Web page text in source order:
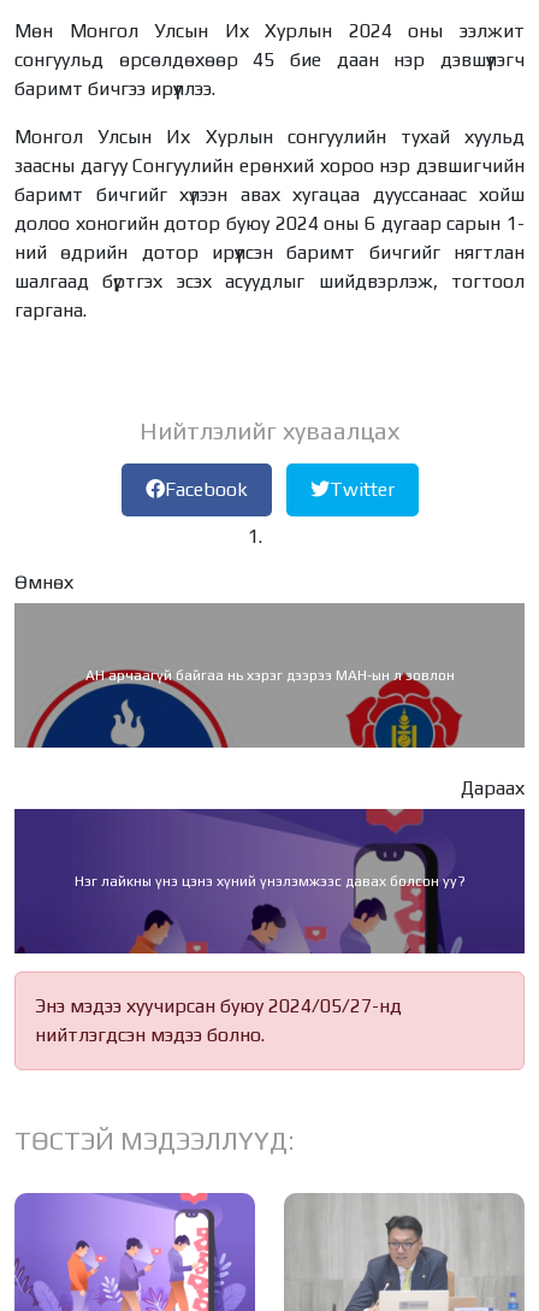
Мөн Монгол Улсын Их Хурлын 2024 оны ээлжит
сонгуульд өрсөлдөхөөр 45 бие даан нэр дэвшүүлэгч
баримт бичгээ ирүүллээ.
Монгол Улсын Их Хурлын сонгуулийн тухай хуульд
заасны дагуу Сонгуулийн ерөнхий хороо нэр дэвшигчийн
баримт бичгийг хүлээн авах хугацаа дууссанаас хойш
долоо хоногийн дотор буюу 2024 оны 6 дугаар сарын 1-
ний өдрийн дотор ирүүлсэн баримт бичгийг нягтлан
шалгаад бүртгэх эсэх асуудлыг шийдвэрлэж, тогтоол
гаргана.
Нийтлэлийг хуваалцах
Facebook Twitter
Өмнөх
АН арчаагүй байгаа нь хэрэг дээрээ МАН-ын л зовлон
Дараах
Нэг лайкны үнэ цэнэ хүний үнэлэмжээс давах болсон уу?
Энэ мэдээ хуучирсан буюу 2024/05/27-нд
нийтлэгдсэн мэдээ болно.
ТӨСТЭЙ МЭДЭЭЛЛҮҮД: